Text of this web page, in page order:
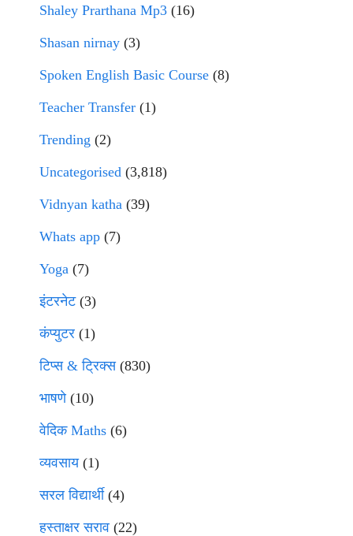
Shaley Prarthana Mp3 (16)
Shasan nirnay (3)
Spoken English Basic Course (8)
Teacher Transfer (1)
Trending (2)
Uncategorised (3,818)
Vidnyan katha (39)
Whats app (7)
Yoga (7)
इंटरनेट(3)
कंप्युटर (1)
टिप्स & ट्रिक्स(830)
भाषणे(10)
वेदिक Maths (6)
व्यवसाय(1)
सरल विद्यार्थी(4)
हस्ताक्षर सराव (22)